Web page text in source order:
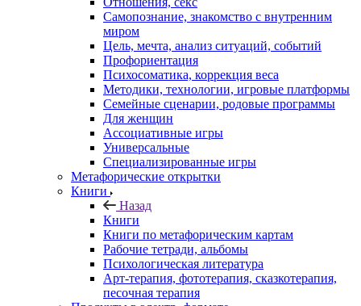
Самопознание, знакомство с внутренним
миром
Цель, мечта, анализ ситуаций, событий
Профориентация
Психосоматика, коррекция веса
Методики, технологии, игровые платформы
Семейные сценарии, родовые программы
Для женщин
Ассоциативные игры
Универсальные
Специализированные игры
Метафорические открытки
Книги
Назад
Книги
Книги по метафорическим картам
Рабочие тетради, альбомы
Психологическая литература
Арт-терапия, фототерапия, сказкотерапия,
песочная терапия